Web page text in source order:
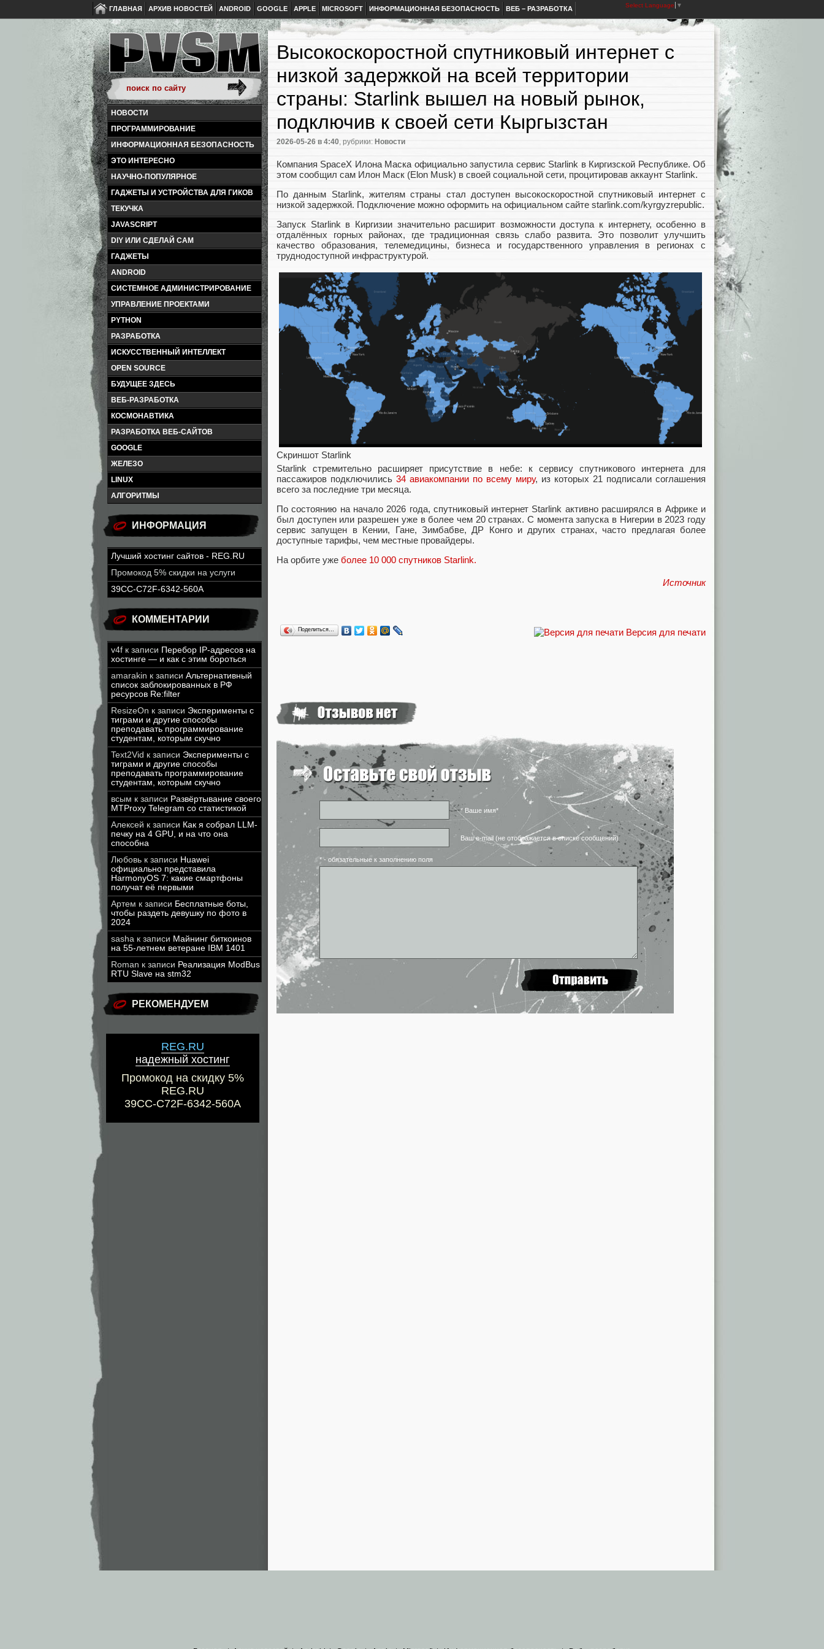
ГЛАВНАЯ АРХИВ НОВОСТЕЙ ANDROID GOOGLE APPLE MICROSOFT ИНФОРМАЦИОННАЯ БЕЗОПАСНОСТЬ ВЕБ – РАЗРАБОТКА Select Language ▼
НОВОСТИ
ПРОГРАММИРОВАНИЕ
ИНФОРМАЦИОННАЯ БЕЗОПАСНОСТЬ
ЭТО ИНТЕРЕСНО
НАУЧНО-ПОПУЛЯРНОЕ
ГАДЖЕТЫ И УСТРОЙСТВА ДЛЯ ГИКОВ
ТЕКУЧКА
JAVASCRIPT
DIY ИЛИ СДЕЛАЙ САМ
ГАДЖЕТЫ
ANDROID
СИСТЕМНОЕ АДМИНИСТРИРОВАНИЕ
УПРАВЛЕНИЕ ПРОЕКТАМИ
PYTHON
РАЗРАБОТКА
ИСКУССТВЕННЫЙ ИНТЕЛЛЕКТ
OPEN SOURCE
БУДУЩЕЕ ЗДЕСЬ
ВЕБ-РАЗРАБОТКА
КОСМОНАВТИКА
РАЗРАБОТКА ВЕБ-САЙТОВ
GOOGLE
ЖЕЛЕЗО
LINUX
АЛГОРИТМЫ
ИНФОРМАЦИЯ
Лучший хостинг сайтов - REG.RU
Промокод 5% скидки на услуги
39CC-C72F-6342-560A
КОММЕНТАРИИ
v4f к записи Перебор IP-адресов на
хостинге — и как с этим бороться
amarakin к записи Альтернативный
список заблокированных в РФ
ресурсов Re:filter
ResizeOn к записи Эксперименты с
тиграми и другие способы
преподавать программирование
студентам, которым скучно
Text2Vid к записи Эксперименты с
тиграми и другие способы
преподавать программирование
студентам, которым скучно
всым к записи Развёртывание своего
MTProxy Telegram со статистикой
Алексей к записи Как я собрал LLM-
печку на 4 GPU, и на что она
способна
Любовь к записи Huawei
официально представила
HarmonyOS 7: какие смартфоны
получат её первыми
Артем к записи Бесплатные боты,
чтобы раздеть девушку по фото в
2024
sasha к записи Майнинг биткоинов
на 55-летнем ветеране IBM 1401
Roman к записи Реализация ModBus
RTU Slave на stm32
РЕКОМЕНДУЕМ
REG.RU
надежный хостинг
Промокод на скидку 5%
REG.RU
39CC-C72F-6342-560A
Высокоскоростной спутниковый интернет с
низкой задержкой на всей территории
страны: Starlink вышел на новый рынок,
подключив к своей сети Кыргызстан
2026-05-26 в 4:40, рубрики: Новости
Компания SpaceX Илона Маска официально запустила сервис Starlink в Киргизской Республике. Об
этом сообщил сам Илон Маск (Elon Musk) в своей социальной сети, процитировав аккаунт Starlink.
По данным Starlink, жителям страны стал доступен высокоскоростной спутниковый интернет с
низкой задержкой. Подключение можно оформить на официальном сайте starlink.com/kyrgyzrepublic.
Запуск Starlink в Киргизии значительно расширит возможности доступа к интернету, особенно в
отдалённых горных районах, где традиционная связь слабо развита. Это позволит улучшить
качество образования, телемедицины, бизнеса и государственного управления в регионах с
труднодоступной инфраструктурой.
Скриншот Starlink
Starlink стремительно расширяет присутствие в небе: к сервису спутникового интернета для
пассажиров подключились 34 авиакомпании по всему миру, из которых 21 подписали соглашения
всего за последние три месяца.
По состоянию на начало 2026 года, спутниковый интернет Starlink активно расширялся в Африке и
был доступен или разрешен уже в более чем 20 странах. С момента запуска в Нигерии в 2023 году
сервис запущен в Кении, Гане, Зимбабве, ДР Конго и других странах, часто предлагая более
доступные тарифы, чем местные провайдеры.
На орбите уже более 10 000 спутников Starlink.
Источник
Версия для печати
Поделиться…
* Ваше имя*
Ваш e-mail (не отображается в списке сообщений)
* - обязательные к заполнению поля